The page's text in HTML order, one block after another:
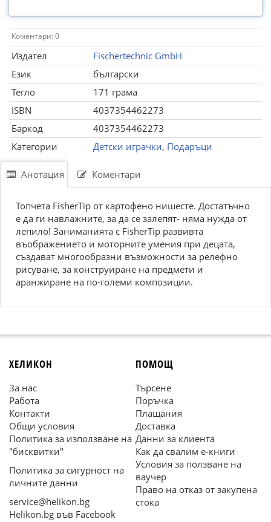
Коментари: 0
Издател
Fischertechnic GmbH
Език
български
Тегло
171 грама
ISBN
4037354462273
Баркод
4037354462273
Категории
Детски играчки, Подаръци
Анотация Коментари
Топчета FisherTip от картофено нишесте. Достатъчно
е да ги навлажните, за да се залепят- няма нужда от
лепило! Заниманията с FisherTip развивта
въображението и моторните умения при децата,
създават многообразни възможности за релефно
рисуване, за конструиране на предмети и
аранжиране на по-големи композиции.
ХЕЛИКОН
За нас
Работа
Контакти
Общи условия
Политика за използване на
"бисквитки"
Политика за сигурност на
личните данни
service@helikon.bg
Helikon.bg във Facebook
ПОМОЩ
Търсене
Поръчка
Плащания
Доставка
Данни за клиента
Как да свалим е-книги
Условия за ползване на
ваучер
Право на отказ от закупена
стока